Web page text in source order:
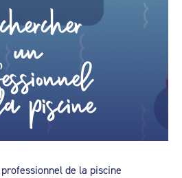
un
piscine
de la piscine